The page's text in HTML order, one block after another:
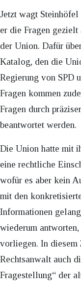
Jetzt wagt
er die Fragen gezielt
der Union. Dafür
Katalog, den die
Regierung von SPD
Fragen kommen
Fragen durch
beantwortet werden.
Die Union hatte mit
eine rechtliche
wofür es aber kein
mit den
Informationen
wiederum
vorliegen. In diesem
Rechtsanwalt auch
Fragestellung“ der